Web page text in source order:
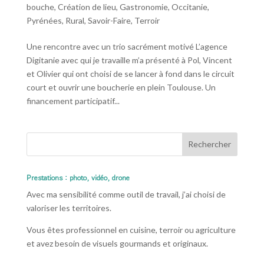
bouche, Création de lieu, Gastronomie, Occitanie,
Pyrénées, Rural, Savoir-Faire, Terroir
Une rencontre avec un trio sacrément motivé L’agence
Digitanie avec qui je travaille m’a présenté à Pol, Vincent
et Olivier qui ont choisi de se lancer à fond dans le circuit
court et ouvrir une boucherie en plein Toulouse. Un
financement participatif...
Prestations : photo, vidéo, drone
Avec ma sensibilité comme outil de travail, j’ai choisi de
valoriser les territoires.
Vous êtes professionnel en cuisine, terroir ou agriculture
et avez besoin de visuels gourmands et originaux.